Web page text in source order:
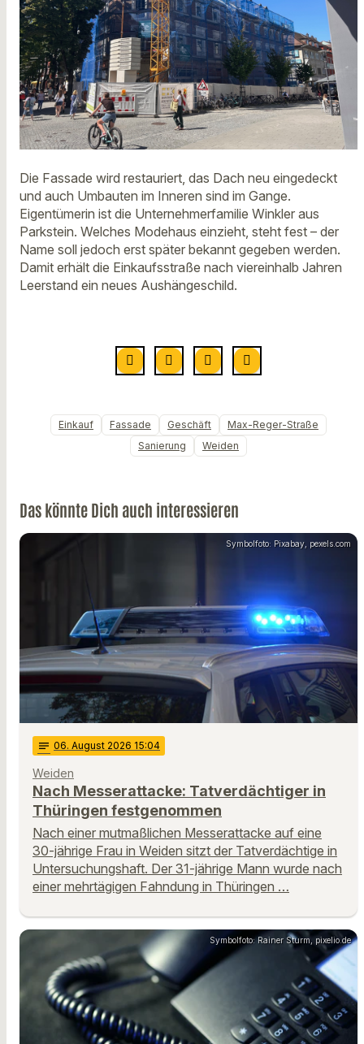
Die Fassade wird restauriert, das Dach neu eingedeckt
und auch Umbauten im Inneren sind im Gange.
Eigentümerin ist die Unternehmerfamilie Winkler aus
Parkstein. Welches Modehaus einzieht, steht fest – der
Name soll jedoch erst später bekannt gegeben werden.
Damit erhält die Einkaufsstraße nach viereinhalb Jahren
Leerstand ein neues Aushängeschild.
Einkauf Fassade Geschäft
Max-Reger-Straße
Sanierung
Weiden
Das könnte Dich auch interessieren
Symbolfoto: Pixabay, pexels.com
notes 06. August 2026 15:04
Weiden
Nach Messerattacke: Tatverdächtiger in
Thüringen festgenommen
Nach einer mutmaßlichen Messerattacke auf eine
30-jährige Frau in Weiden sitzt der Tatverdächtige in
Untersuchungshaft. Der 31-jährige Mann wurde nach
einer mehrtägigen Fahndung in Thüringen …
Symbolfoto: Rainer Sturm, pixelio.de